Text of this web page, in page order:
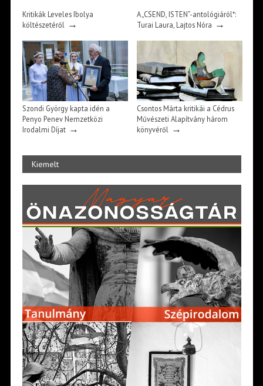
Kritikák Leveles Ibolya
költészetéről→
A „CSEND, ISTEN”-antológiáról*:
Turai Laura, Lajtos Nóra →
Szondi György kapta idén a
Penyo Penev Nemzetközi
Irodalmi Díjat→
Csontos Márta kritikái a Cédrus
Művészeti Alapítvány három
könyvéről→
Kiemelt